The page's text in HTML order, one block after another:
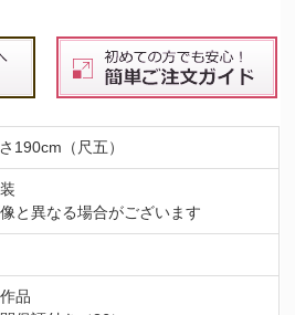
190cm（尺五）
と異なる場合がございます
品